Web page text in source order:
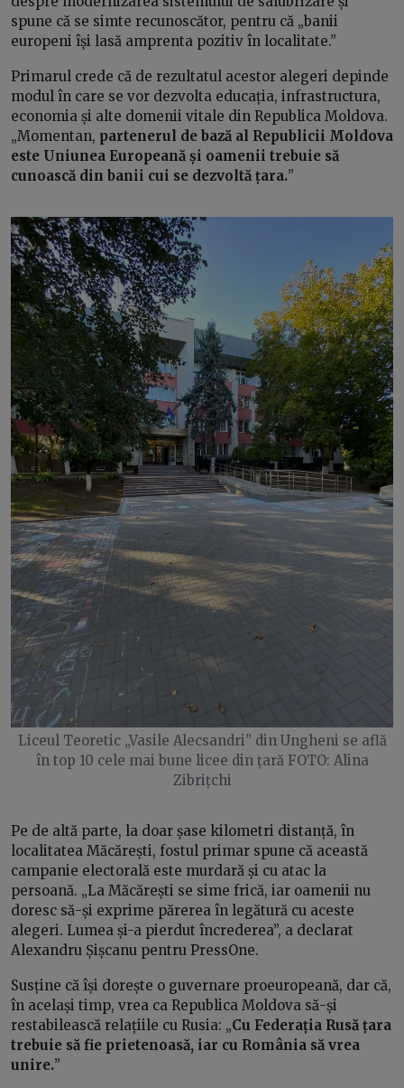
spune că se simte recunoscător, pentru că „banii
europeni își lasă amprenta pozitiv în localitate.”
Primarul crede că de rezultatul acestor alegeri depinde
modul în care se vor dezvolta educația, infrastructura,
economia și alte domenii vitale din Republica Moldova.
„Momentan, partenerul de bază al Republicii Moldova
este Uniunea Europeană și oamenii trebuie să
cunoască din banii cui se dezvoltă țara.”
Liceul Teoretic „Vasile Alecsandri” din Ungheni se află
în top 10 cele mai bune licee din țară FOTO: Alina
Zibrițchi
Pe de altă parte, la doar șase kilometri distanță, în
localitatea Măcărești, fostul primar spune că această
campanie electorală este murdară și cu atac la
persoană. „La Măcărești se sime frică, iar oamenii nu
doresc să-și exprime părerea în legătură cu aceste
alegeri. Lumea și-a pierdut încrederea”, a declarat
Alexandru Șișcanu pentru PressOne.
Susține că își dorește o guvernare proeuropeană, dar că,
în același timp, vrea ca Republica Moldova să-și
restabilească relațiile cu Rusia: „Cu Federația Rusă țara
trebuie să fie prietenoasă, iar cu România să vrea
unire.”